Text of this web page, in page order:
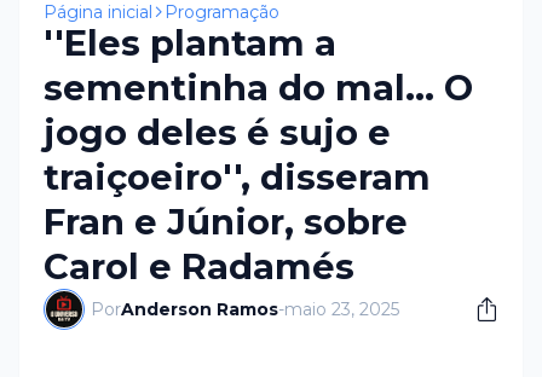
Página inicial Programação
''Eles plantam a
sementinha do mal... O
jogo deles é sujo e
traiçoeiro'', disseram
Fran e Júnior, sobre
Carol e Radamés
PorAnderson Ramos-maio 23, 2025